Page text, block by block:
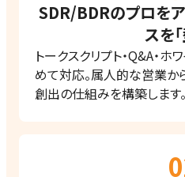
SDR/BDRのプロを
スを
トークスクリプト・Q&A・
めて対応。属人的な営業か
創出の仕組みを構築します。